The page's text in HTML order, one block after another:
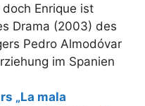
Enrique ist
Drama (2003) des
Pedro Almodóvar
im Spanien
„La mala